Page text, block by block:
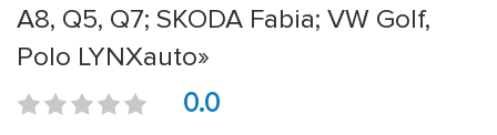
A8, Q5, Q7; SKODA Fabia; VW Golf,
Polo LYNXauto»
0.0